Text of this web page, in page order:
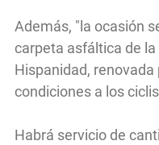
Además, "la ocasión
carpeta asfáltica de
Hispanidad,
condiciones a los
Habrá servicio de